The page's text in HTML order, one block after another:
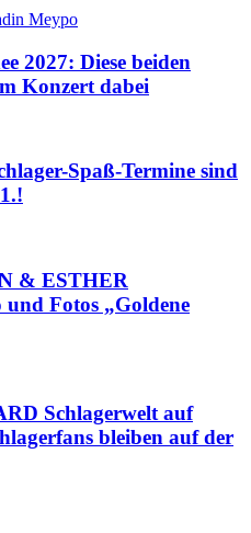
2027: Diese beiden
Konzert dabei
Spaß-Termine sind
& ESTHER
Fotos „Goldene
Schlagerwelt auf
bleiben auf der